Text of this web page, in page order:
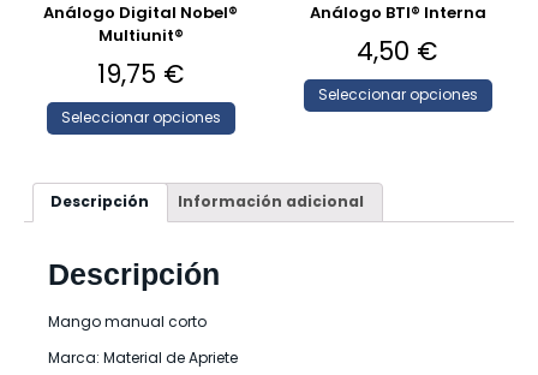
Análogo Digital Nobel®
Multiunit®
19,75 €
Seleccionar opciones
Análogo BTI® Interna
4,50 €
Seleccionar opciones
Descripción Información adicional
Descripción
Mango manual corto
Marca: Material de Apriete